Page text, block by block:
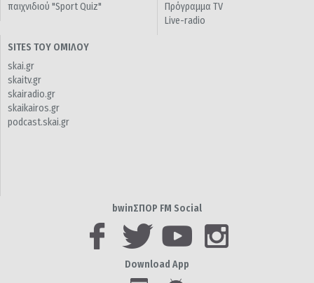
παιχνιδιού "Sport Quiz"
Πρόγραμμα TV
Live-radio
SITES ΤΟΥ ΟΜΙΛΟΥ
skai.gr
skaitv.gr
skairadio.gr
skaikairos.gr
podcast.skai.gr
bwinΣΠΟΡ FM Social
Download App